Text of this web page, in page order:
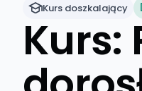
Kurs doszkalający
Kurs: